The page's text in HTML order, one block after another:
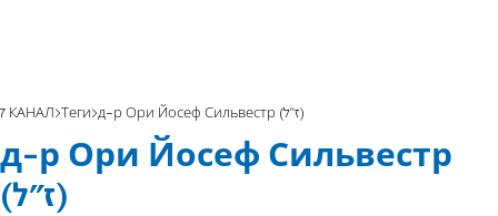
7 КАНАЛ Теги д-р Ори Йосеф Сильвестр (ז"ל)
д-р Ори Йосеф Сильвестр
(ז"ל)